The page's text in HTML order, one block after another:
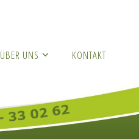
ÜBER UNS KONTAKT